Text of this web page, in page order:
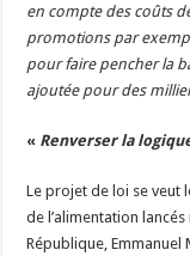
en compte des coûts
promotions par
pour faire pencher la
ajoutée pour des
« Renverser la
Le projet de loi se
de l’alimentation
République,